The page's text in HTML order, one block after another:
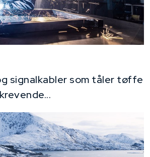
signalkabler som tåler tøffe